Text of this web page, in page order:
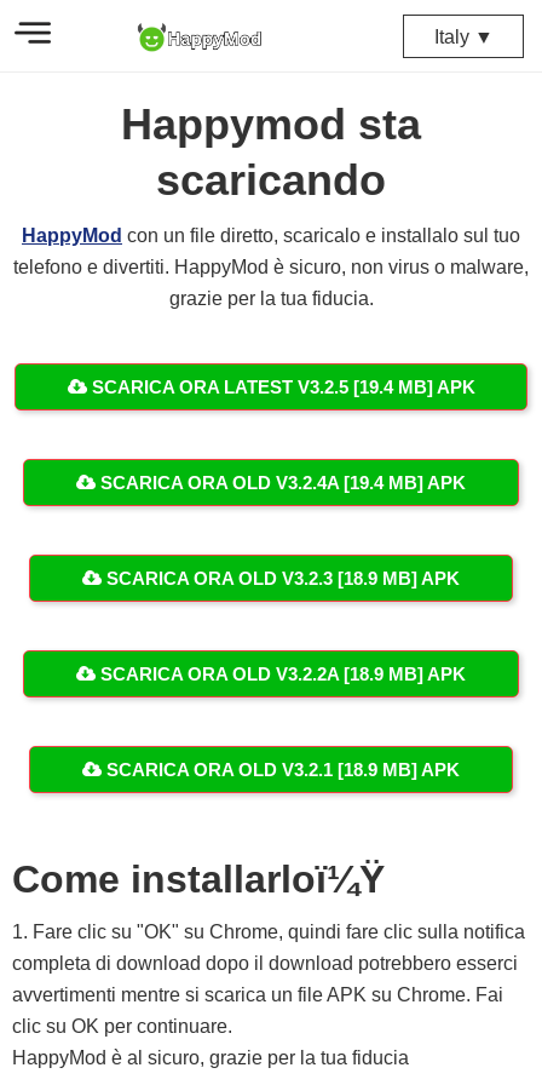
Italy ▼
Happymod sta
scaricando
HappyMod con un file diretto, scaricalo e installalo sul tuo
telefono e divertiti. HappyMod è sicuro, non virus o malware,
grazie per la tua fiducia.
SCARICA ORA LATEST V3.2.5 [19.4 MB] APK
SCARICA ORA OLD V3.2.4A [19.4 MB] APK
SCARICA ORA OLD V3.2.3 [18.9 MB] APK
SCARICA ORA OLD V3.2.2A [18.9 MB] APK
SCARICA ORA OLD V3.2.1 [18.9 MB] APK
Come installarloï¼Ÿ
1. Fare clic su "OK" su Chrome, quindi fare clic sulla notifica
completa di download dopo il download potrebbero esserci
avvertimenti mentre si scarica un file APK su Chrome. Fai
clic su OK per continuare.
HappyMod è al sicuro, grazie per la tua fiducia